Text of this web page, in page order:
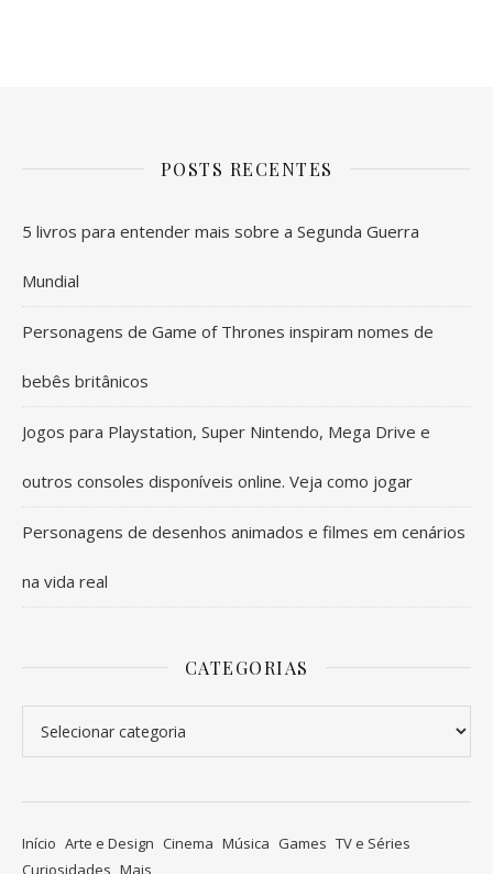
POSTS RECENTES
5 livros para entender mais sobre a Segunda Guerra
Mundial
Personagens de Game of Thrones inspiram nomes de
bebês britânicos
Jogos para Playstation, Super Nintendo, Mega Drive e
outros consoles disponíveis online. Veja como jogar
Personagens de desenhos animados e filmes em cenários
na vida real
CATEGORIAS
Início Arte e Design Cinema Música Games TV e Séries
Curiosidades Mais